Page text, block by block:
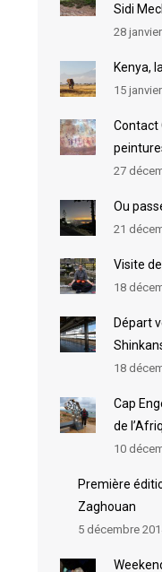
Sidi
28
Kenya,
15
Contact
27
Ou
21
Visite
18
Départ
18
Cap
de
10
Première
Zaghouan
5 décembre